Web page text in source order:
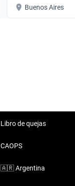
Buenos Aires
Libro de quejas
CAOPS
🇦🇷 Argentina